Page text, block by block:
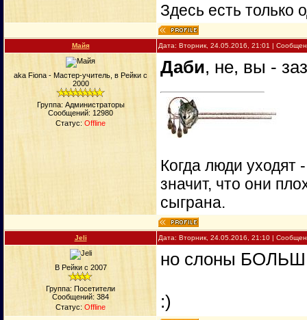
Здесь есть только
Майя Дата: Вторник, 24.05.2016, 21:01 |
aka Fiona - Мастер-учитель, в Рейки с
2000
Группа: Администраторы
Сообщений: 12980
Статус: Offline
Даби, не, вы -
Когда люди уходят
значит, что они
сыграна.
Jeli Дата: Вторник, 24.05.2016, 21:10 |
В Рейки с 2007
Группа: Посетители
Сообщений: 384
Статус: Offline
но слоны
:)